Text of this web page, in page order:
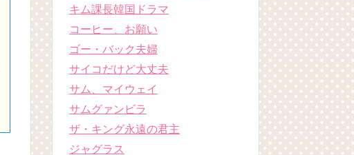
キム課長韓国ドラマ
コーヒー、お願い
ゴー・バック夫婦
サイコだけど大丈夫
サム、マイウェイ
サムグァンビラ
ザ・キング永遠の君主
ジャグラス